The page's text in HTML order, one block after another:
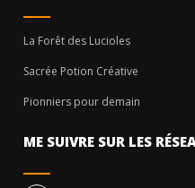
La Forêt des Lucioles
Sacrée Potion Créative
Pionniers pour demain
ME SUIVRE SUR LES